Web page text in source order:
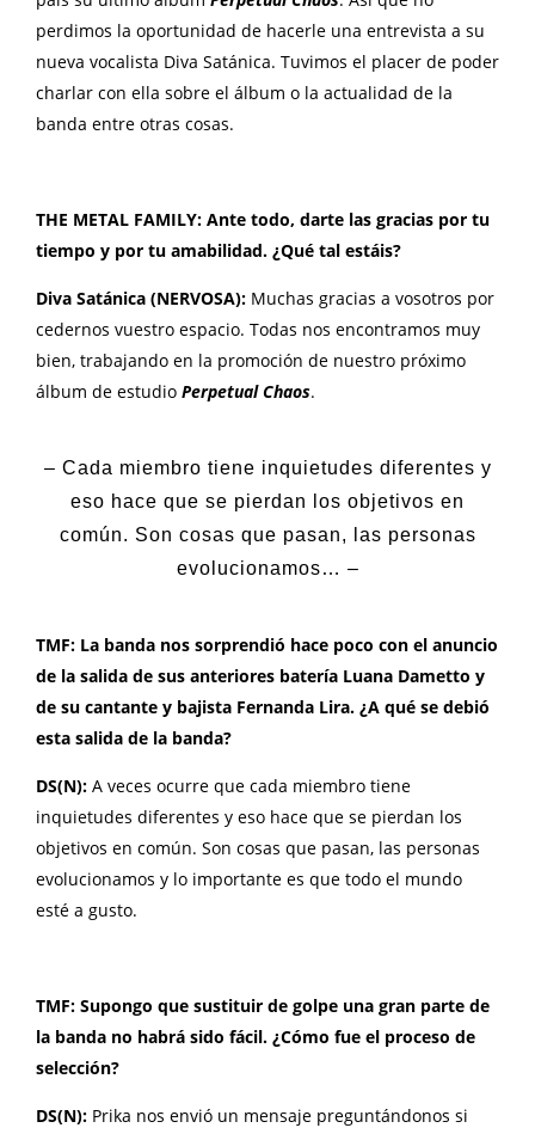
perdimos la oportunidad de hacerle una entrevista a su
nueva vocalista Diva Satánica. Tuvimos el placer de poder
charlar con ella sobre el álbum o la actualidad de la
banda entre otras cosas.
THE METAL FAMILY: Ante todo, darte las gracias por tu
tiempo y por tu amabilidad. ¿Qué tal estáis?
Diva Satánica (NERVOSA): Muchas gracias a vosotros por
cedernos vuestro espacio. Todas nos encontramos muy
bien, trabajando en la promoción de nuestro próximo
álbum de estudio Perpetual Chaos.
– Cada miembro tiene inquietudes diferentes y
eso hace que se pierdan los objetivos en
común. Son cosas que pasan, las personas
evolucionamos… –
TMF: La banda nos sorprendió hace poco con el anuncio
de la salida de sus anteriores batería Luana Dametto y
de su cantante y bajista Fernanda Lira. ¿A qué se debió
esta salida de la banda?
DS(N): A veces ocurre que cada miembro tiene
inquietudes diferentes y eso hace que se pierdan los
objetivos en común. Son cosas que pasan, las personas
evolucionamos y lo importante es que todo el mundo
esté a gusto.
TMF: Supongo que sustituir de golpe una gran parte de
la banda no habrá sido fácil. ¿Cómo fue el proceso de
selección?
DS(N): Prika nos envió un mensaje preguntándonos si